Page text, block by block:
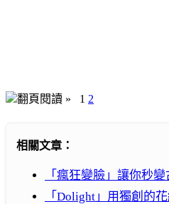
翻頁閱讀 » 1 2
相關文章：
「瘋狂變臉」讓你秒
「Dolight」用獨創的